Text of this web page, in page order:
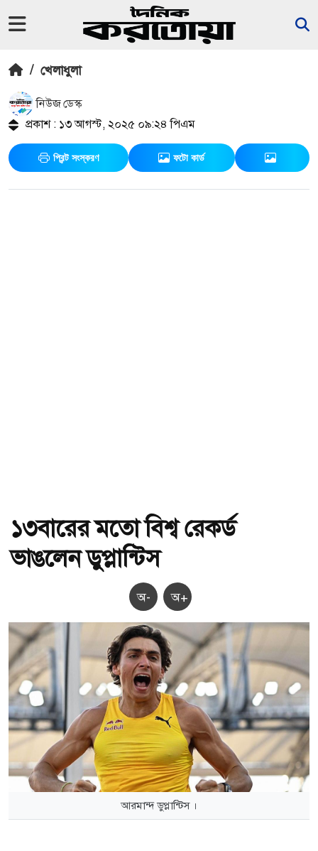
/ খেলাধুলা
নিউজ ডেস্ক
প্রকাশ : ১৩ আগস্ট, ২০২৫ ০৯:২৪ পিএম
প্রিন্ট সংস্করণ ফটো কার্ড
১৩বারের মতো বিশ্ব রেকর্ড
ভাঙলেন ডুপ্লান্টিস
অ- অ+
আরমান্দ ডুপ্লান্টিস ।